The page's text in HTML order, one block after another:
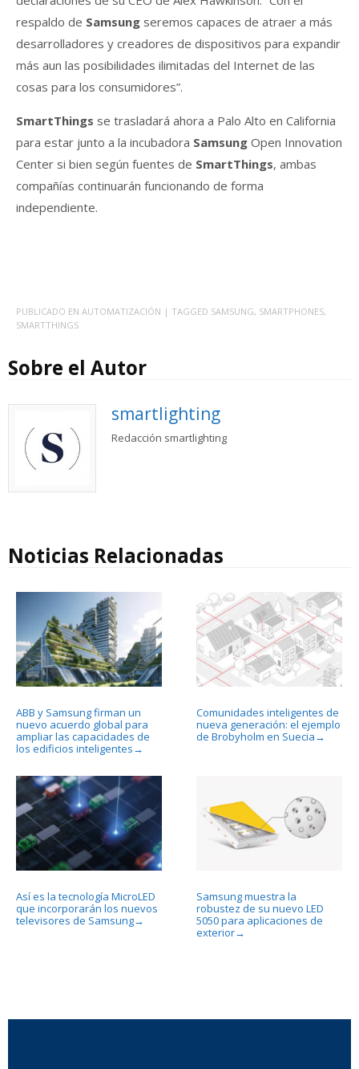
respaldo de Samsung seremos capaces de atraer a más
desarrolladores y creadores de dispositivos para expandir
más aun las posibilidades ilimitadas del Internet de las
cosas para los consumidores”.
SmartThings se trasladará ahora a Palo Alto en California
para estar junto a la incubadora Samsung Open Innovation
Center si bien según fuentes de SmartThings, ambas
compañías continuarán funcionando de forma
independiente.
PUBLICADO EN AUTOMATIZACIÓN | TAGGED SAMSUNG, SMARTPHONES,
SMARTTHINGS
Sobre el Autor
smartlighting
Redacción smartlighting
Noticias Relacionadas
ABB y Samsung firman un
nuevo acuerdo global para
ampliar las capacidades de
los edificios inteligentes →
Comunidades inteligentes de
nueva generación: el ejemplo
de Brobyholm en Suecia →
Así es la tecnología MicroLED
que incorporarán los nuevos
televisores de Samsung→
Samsung muestra la
robustez de su nuevo LED
5050 para aplicaciones de
exterior→